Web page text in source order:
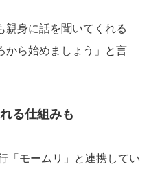
親身に話を聞いてくれる
から始めましょう」と言
る仕組みも
「モームリ」と連携してい